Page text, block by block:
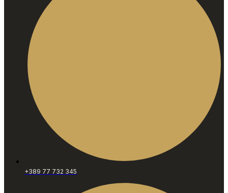
+389 77 732 345